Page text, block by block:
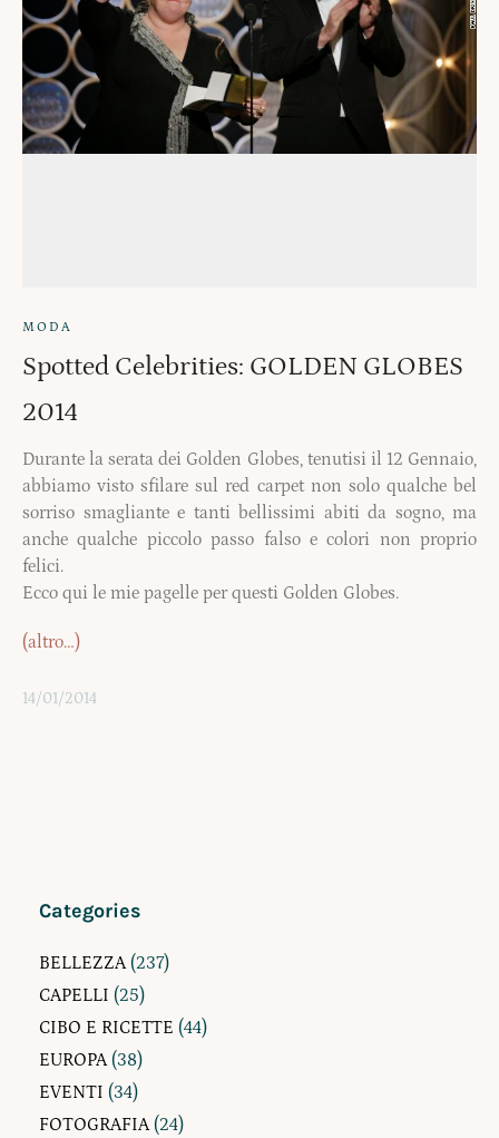
MODA
Spotted Celebrities: GOLDEN GLOBES
2014
Durante la serata dei Golden Globes, tenutisi il 12 Gennaio,
abbiamo visto sfilare sul red carpet non solo qualche bel
sorriso smagliante e tanti bellissimi abiti da sogno, ma
anche qualche piccolo passo falso e colori non proprio
felici.
Ecco qui le mie pagelle per questi Golden Globes.
(altro…)
14/01/2014
Categories
BELLEZZA(237)
CAPELLI (25)
CIBO E RICETTE (44)
EUROPA(38)
EVENTI (34)
FOTOGRAFIA(24)